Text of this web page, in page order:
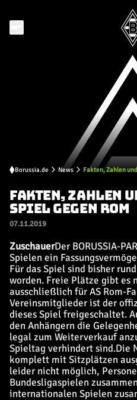
Borussia.de News Fakten, Zahlen
FAKTEN, ZAHLEN
SPIEL GEGEN ROM
07.11.2019
ZuschauerDer BORUSSIA-
Spielen ein
Für das Spiel sind bisher
worden. Freie Plätze gibt es
ausschließlich für AS Rom-
Vereinsmitglieder ist der
dieses Spiel freigeschaltet.
den Anhängern die
legal zum Weiterverkauf
Spieltag verhindert sind.Die
komplett mit Sitzplätzen
leider nicht möglich,
Bundesligaspielen
internationalen Spielen